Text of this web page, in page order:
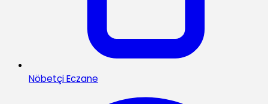
Nöbetçi Eczane